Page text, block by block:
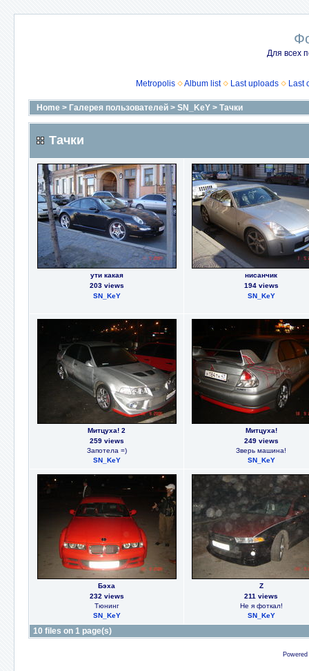
Для всех
Metropolis Album list Last uploads Last
Home > Галерея пользователей > SN_KeY > Тачки
Тачки
ути какая
203 views
SN_KeY
нисанчик
194 views
SN_KeY
Митцуха! 2
259 views
Запотела =)
SN_KeY
Митцуха!
249 views
Зверь машина!
SN_KeY
Бэха
232 views
Тюнинг
SN_KeY
Z
211 views
Не я фоткал!
SN_KeY
10 files on 1 page(s)